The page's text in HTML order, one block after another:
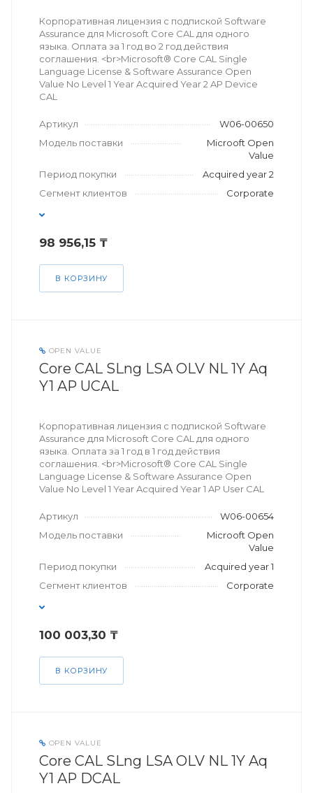
Корпоративная лицензия с подпиской Software
Assurance для Microsoft Core CAL для одного
языка. Оплата за 1 год во 2 год действия
соглашения. <br>Microsoft® Core CAL Single
Language License & Software Assurance Open
Value No Level 1 Year Acquired Year 2 AP Device
CAL
Артикул
W06-00650
Модель поставки
Microoft Open
Value
Период покупки
Acquired year 2
Сегмент клиентов
Corporate
98 956,15 ₸
В КОРЗИНУ
OPEN VALUE
Core CAL SLng LSA OLV NL 1Y Aq
Y1 AP UCAL
Корпоративная лицензия с подпиской Software
Assurance для Microsoft Core CAL для одного
языка. Оплата за 1 год в 1 год действия
соглашения. <br>Microsoft® Core CAL Single
Language License & Software Assurance Open
Value No Level 1 Year Acquired Year 1 AP User CAL
Артикул
W06-00654
Модель поставки
Microoft Open
Value
Период покупки
Acquired year 1
Сегмент клиентов
Corporate
100 003,30 ₸
В КОРЗИНУ
OPEN VALUE
Core CAL SLng LSA OLV NL 1Y Aq
Y1 AP DCAL